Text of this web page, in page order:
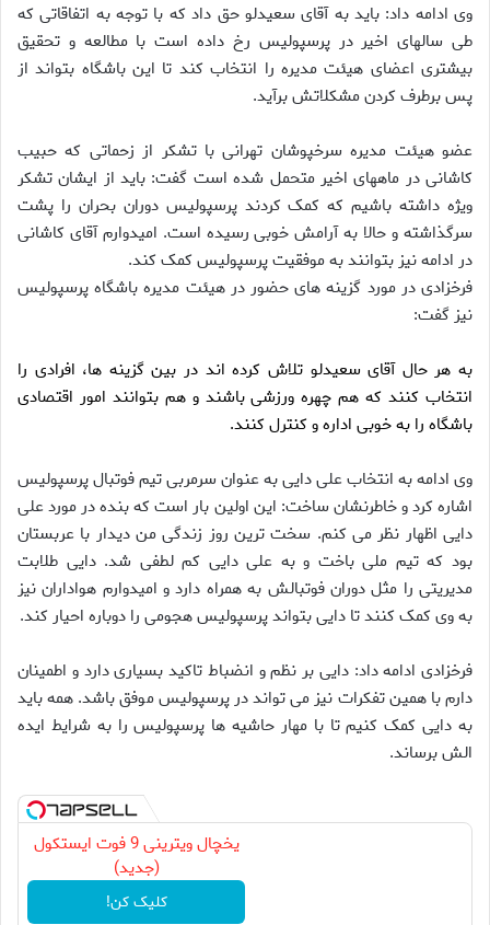
وی ادامه داد: باید به آقای سعیدلو حق داد که با توجه به اتفاقاتی که
طی سالهای اخیر در پرسپولیس رخ داده است با مطالعه و تحقیق
بیشتری اعضای هیئت مدیره را انتخاب کند تا این باشگاه بتواند از
پس برطرف کردن مشکلاتش برآید.
عضو هیئت مدیره سرخپوشان تهرانی با تشکر از زحماتی که حبیب
کاشانی در ماههای اخیر متحمل شده است گفت: باید از ایشان تشکر
ویژه داشته باشیم که کمک کردند پرسپولیس دوران بحران را پشت
سرگذاشته و حالا به آرامش خوبی رسیده است. امیدوارم آقای کاشانی
در ادامه نیز بتوانند به موفقیت پرسپولیس کمک کند.
فرخزادی در مورد گزینه های حضور در هیئت مدیره باشگاه پرسپولیس
نیز گفت:
به هر حال آقای سعیدلو تلاش کرده اند در بین گزینه ها، افرادی را
انتخاب کنند که هم چهره ورزشی باشند و هم بتوانند امور اقتصادی
باشگاه را به خوبی اداره و کنترل کنند.
وی ادامه به انتخاب علی دایی به عنوان سرمربی تیم فوتبال پرسپولیس
اشاره کرد و خاطرنشان ساخت: این اولین بار است که بنده در مورد علی
دایی اظهار نظر می کنم. سخت ترین روز زندگی من دیدار با عربستان
بود که تیم ملی باخت و به علی دایی کم لطفی شد. دایی طلابت
مدیریتی را مثل دوران فوتبالش به همراه دارد و امیدوارم هواداران نیز
به وی کمک کنند تا دایی بتواند پرسپولیس هجومی را دوباره احیار کند.
فرخزادی ادامه داد: دایی بر نظم و انضباط تاکید بسیاری دارد و اطمینان
دارم با همین تفکرات نیز می تواند در پرسپولیس موفق باشد. همه باید
به دایی کمک کنیم تا با مهار حاشیه ها پرسپولیس را به شرایط ایده
الش برساند.
یخچال ویترینی 9 فوت ایستکول
(جدید)
کلیک کن!